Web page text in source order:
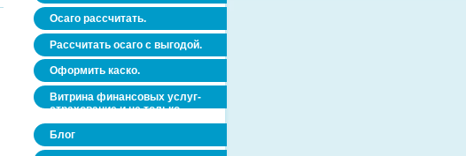
Осаго рассчитать.
Рассчитать осаго с выгодой.
Оформить каско.
Витрина финансовых услуг-
страхование и не только.
Блог